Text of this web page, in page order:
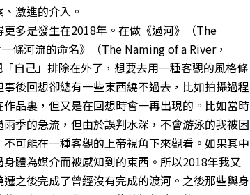
激進的介入。
多是發生在2018年。在做《過河》（The
條河流的命名》（The Naming of a River，
自己」排除在外了，想要去用一種客觀的風格條
後回想卻總有一些東西繞不過去，比如拍攝過程
品裏，但又是在回想時會一再出現的。比如當時
季的急流，但由於誤判水深，不會游泳的我被困
可能在一種客觀的上帝視角下來觀看。如果其中
體為媒介而被感知到的東西。所以2018年我又
之後完成了曾經沒有完成的渡河。之後那些與身